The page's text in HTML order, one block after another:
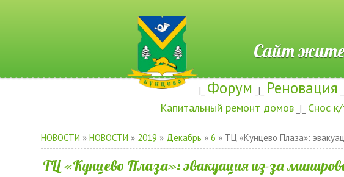
Сайт
|_ Форум _|_ Реновация
Капитальный ремонт домов _|_ Снос
НОВОСТИ »НОВОСТИ » 2019 » Декабрь » 6 » ТЦ «Кунцево Плаза»:
ТЦ «Кунцево Плаза»: эвакуация из-за